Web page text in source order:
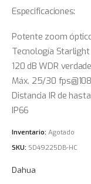
Especificaciones:
Potente zoom
Tecnología Starlight
120 dB WDR
Máx. 25/30
Distancia IR de
IP66
Inventario: Agotado
SKU: SD49225DB-HC
Dahua